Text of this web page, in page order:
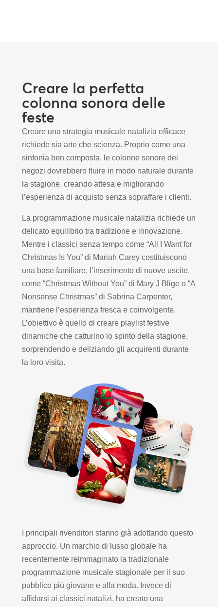
Creare la perfetta
colonna sonora delle
feste
Creare una strategia musicale natalizia efficace
richiede sia arte che scienza. Proprio come una
sinfonia ben composta, le colonne sonore dei
negozi dovrebbero fluire in modo naturale durante
la stagione, creando attesa e migliorando
l’esperienza di acquisto senza sopraffare i clienti.
La programmazione musicale natalizia richiede un
delicato equilibrio tra tradizione e innovazione.
Mentre i classici senza tempo come “All I Want for
Christmas Is You” di Mariah Carey costituiscono
una base familiare, l’inserimento di nuove uscite,
come “Christmas Without You” di Mary J Blige o “A
Nonsense Christmas” di Sabrina Carpenter,
mantiene l’esperienza fresca e coinvolgente.
L’obiettivo è quello di creare playlist festive
dinamiche che catturino lo spirito della stagione,
sorprendendo e deliziando gli acquirenti durante
la loro visita.
I principali rivenditori stanno già adottando questo
approccio. Un marchio di lusso globale ha
recentemente reimmaginato la tradizionale
programmazione musicale stagionale per il suo
pubblico più giovane e alla moda. Invece di
affidarsi ai classici natalizi, ha creato una